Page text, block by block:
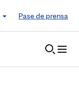
Pase de prensa